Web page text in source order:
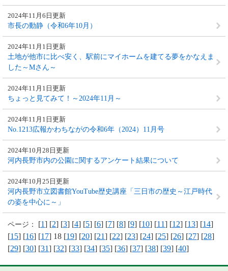
市長の動静（令和6年10月）
2024年11月6日更新
土地が他市に比べ安く、駅前にマイホームを建てる夢をかなえま
した～Mさん～
2024年11月1日更新
ちょっと見てみて！～2024年11月～
2024年11月1日更新
No.1213広報かわちながの令和6年（2024）11月号
2024年11月1日更新
河内長野市内の公園に関するアンケート結果について
2024年10月28日更新
河内長野市立図書館YouTube歴史講座「三日市の歴史～江戸時代
の姿を中心に～」
2024年10月25日更新
ページ： [1] [2] [3] [4] [5] [6] [7] [8] [9] [10] [11] [12] [13] [14]
[15] [16] [17] 18 [19] [20] [21] [22] [23] [24] [25] [26] [27] [28]
[29] [30] [31] [32] [33] [34] [35] [36] [37] [38] [39] [40]